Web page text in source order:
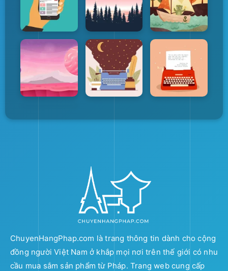
ChuyenHangPhap.com là trang thông tin dành cho cộng
đồng người Việt Nam ở khắp mọi nơi trên thế giới có nhu
cầu mua sắm sản phẩm từ Pháp. Trang web cung cấp